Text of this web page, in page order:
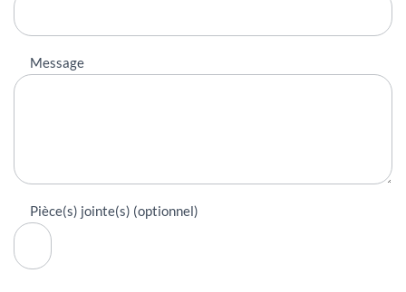
Message
Pièce(s) jointe(s) (optionnel)